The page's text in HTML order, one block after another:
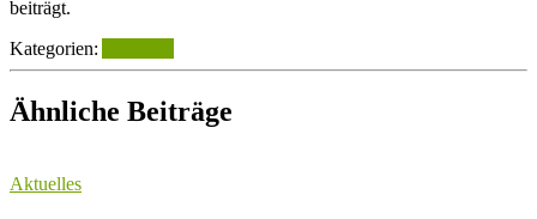
beiträgt.
Kategorien:
Ähnliche Beiträge
Aktuelles